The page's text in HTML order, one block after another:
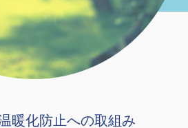
暖化防止への取組み